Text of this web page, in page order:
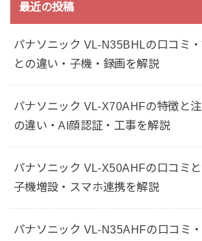
最近の投稿
パナソニック VL-N35BHLの口コミ
との違い・子機・録画を解説
パナソニック VL-X70AHFの特徴と
の違い・AI顔認証・工事を解説
パナソニック VL-X50AHFの口コミと
子機増設・スマホ連携を解説
パナソニック VL-N35AHFの口コミ